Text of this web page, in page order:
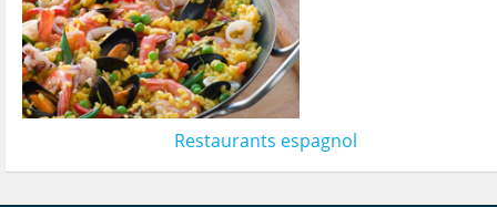
Restaurants espagnol